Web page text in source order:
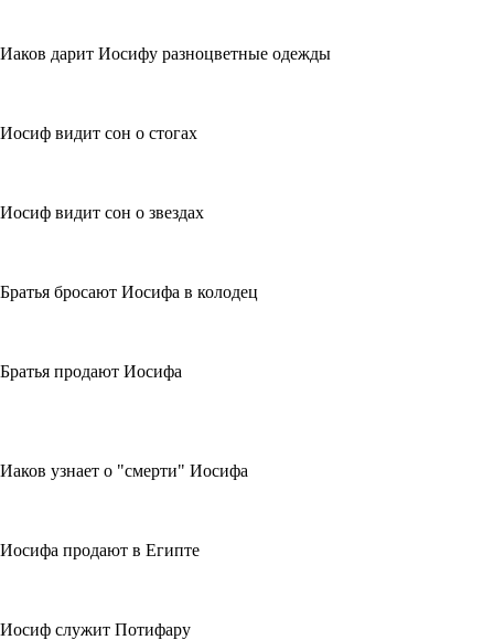
Иаков дарит Иосифу разноцветные одежды
Иосиф видит сон о стогах
Иосиф видит сон о звездах
Братья бросают Иосифа в колодец
Братья продают Иосифа
Иаков узнает о "смерти" Иосифа
Иосифа продают в Египте
Иосиф служит Потифару